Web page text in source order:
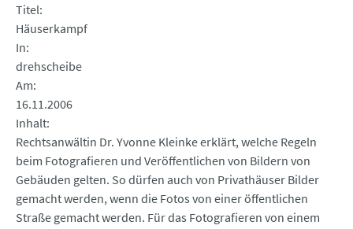
Titel
Häuserkampf
In
drehscheibe
Am
16.11.2006
Inhalt
Rechtsanwältin Dr. Yvonne Kleinke erklärt, welche Regeln
beim Fotografieren und Veröffentlichen von Bildern von
Gebäuden gelten. So dürfen auch von Privathäuser Bilder
gemacht werden, wenn die Fotos von einer öffentlichen
Straße gemacht werden. Für das Fotografieren von einem